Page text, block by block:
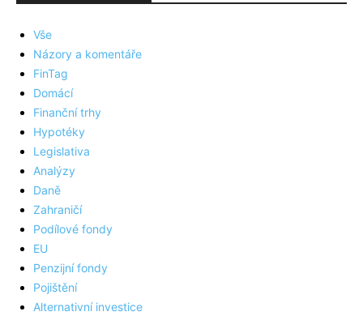
Vše
Názory a komentáře
FinTag
Domácí
Finanční trhy
Hypotéky
Legislativa
Analýzy
Daně
Zahraničí
Podílové fondy
EU
Penzijní fondy
Pojištění
Alternativní investice